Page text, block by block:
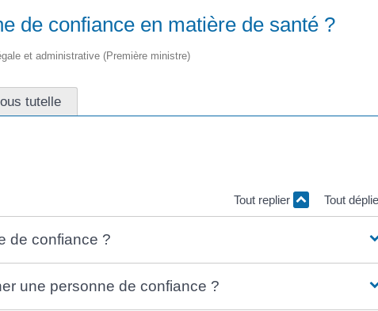
de confiance en matière de santé ?
et administrative (Première ministre)
tutelle
Tout replier
Tout
de confiance ?
une personne de confiance ?